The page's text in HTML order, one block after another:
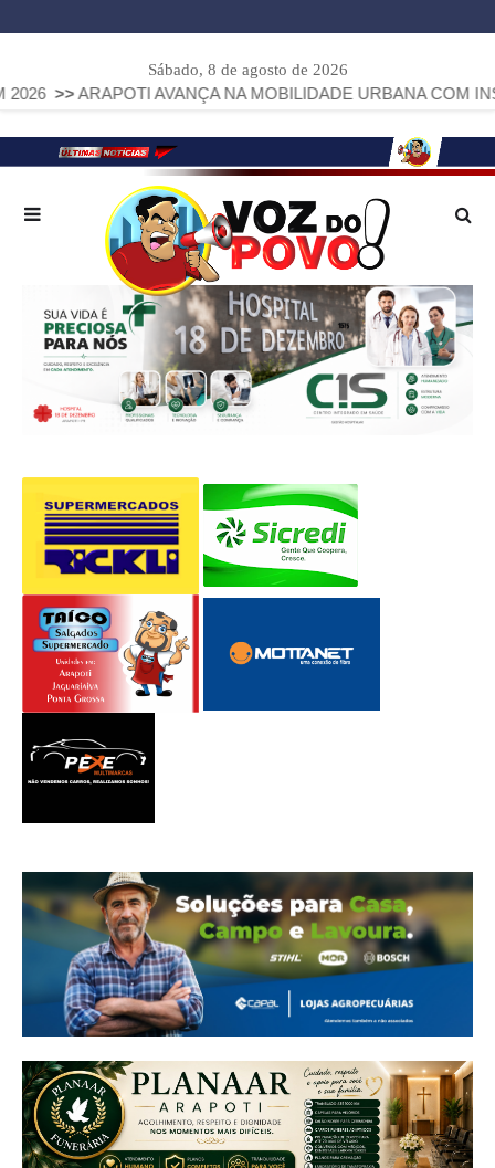
Sábado, 8 de agosto de 2026
AVANÇA NA MOBILIDADE URBANA COM INSTALAÇÃO